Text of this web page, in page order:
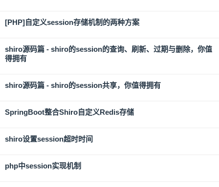
[PHP]自定义session存储机制的两种方案
shiro源码篇 - shiro的session的查询、刷新、过期与删除，你值
得拥有
shiro源码篇 - shiro的session共享，你值得拥有
SpringBoot整合Shiro自定义Redis存储
shiro设置session超时时间
php中session实现机制